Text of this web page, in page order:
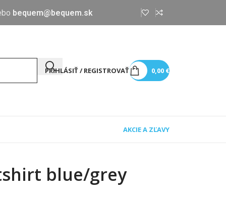
bequem@bequem.sk
PRIHLÁSIŤ / REGISTROVAŤ 0,00 €
AKCIE A ZĽAVY
blue/grey